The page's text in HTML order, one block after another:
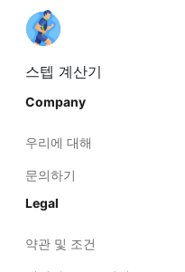
스텝 계산기
Company
우리에 대해
문의하기
Legal
약관 및 조건